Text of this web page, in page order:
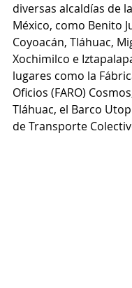
diversas alcaldías de
México, como Benito
Coyoacán, Tláhuac,
Xochimilco e
lugares como la
Oficios (FARO)
Tláhuac, el Barco
de Transporte